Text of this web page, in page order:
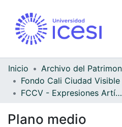
Inicio
Fondo Cali Ciudad Visible
FCCV - Expresiones Artísticas - Patrimonial
Plano medio